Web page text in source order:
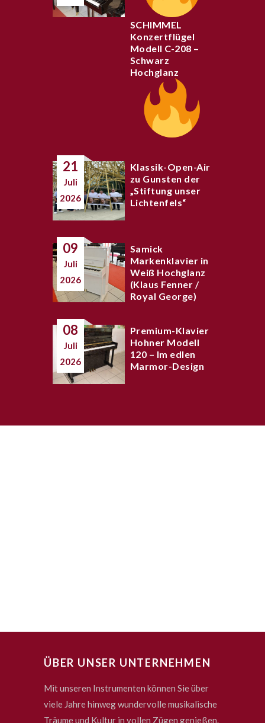
SCHIMMEL
Konzertflügel
Modell C-208 –
Schwarz
Hochglanz
21
Juli
2026
Klassik-Open-Air
zu Gunsten der
„Stiftung unser
Lichtenfels“
09
Juli
2026
Samick
Markenklavier in
Weiß Hochglanz
(Klaus Fenner /
Royal George)
08
Juli
2026
Premium-Klavier
Hohner Modell
120 – Im edlen
Marmor-Design
ÜBER UNSER UNTERNEHMEN
Mit unseren Instrumenten können Sie über
viele Jahre hinweg wundervolle musikalische
Träume und Kultur in vollen Zügen genießen.